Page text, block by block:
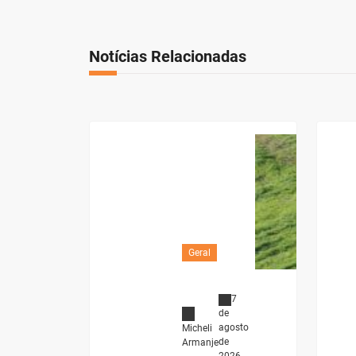
Notícias Relacionadas
Geral
Micheli
Armanje
7
de
agosto
de